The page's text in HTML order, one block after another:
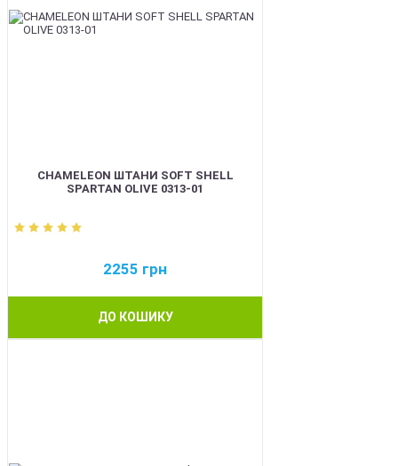
CHAMELEON ШТАНИ SOFT SHELL
SPARTAN OLIVE 0313-01
2255 грн
ДО КОШИКУ